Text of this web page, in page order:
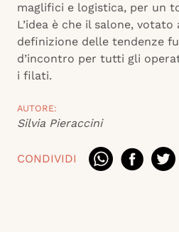
maglifici e logistica, per un
L’idea è che il salone,
definizione delle tendenze
d’incontro per tutti gli
i filati.
AUTORE:
Silvia Pieraccini
CONDIVIDI